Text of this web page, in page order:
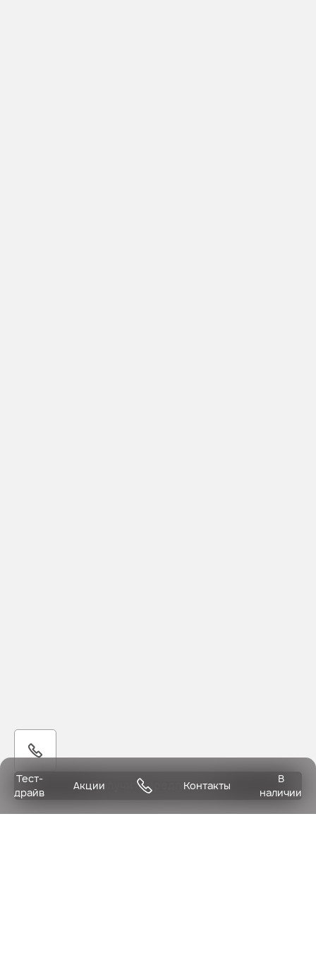
Получить предложение
Тест-
драйв
Акции Контакты
В
наличии